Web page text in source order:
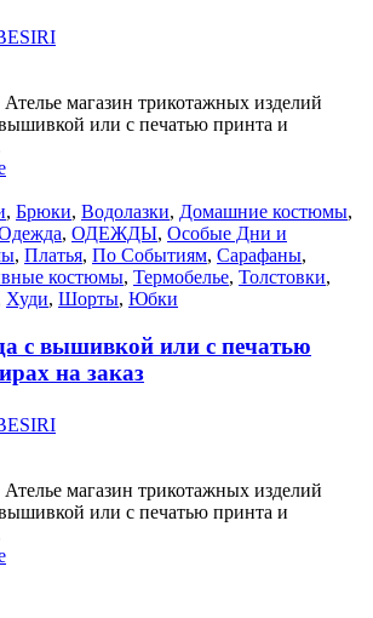
магазин трикотажных изделий
или с печатью принта и
, Брюки, Водолазки, Домашние костюмы,
, ОДЕЖДЫ, Особые Дни и
, Платья, По Событиям, Сарафаны,
костюмы, Термобелье, Толстовки,
Худи, Шорты, Юбки
с вышивкой или с печатью
на заказ
магазин трикотажных изделий
или с печатью принта и